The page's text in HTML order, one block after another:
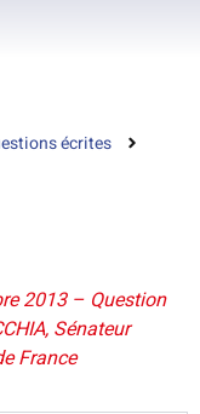
écrites
2013 – Question
Sénateur
France